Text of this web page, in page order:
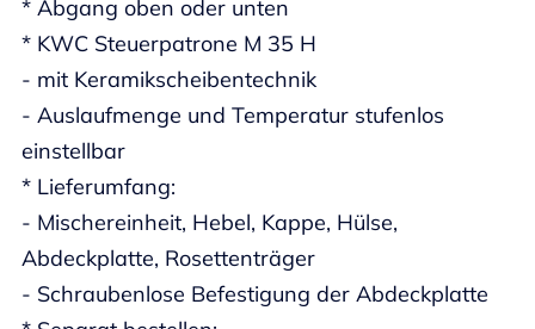
* Abgang oben oder unten
* KWC Steuerpatrone M 35 H
- mit Keramikscheibentechnik
- Auslaufmenge und Temperatur stufenlos
einstellbar
* Lieferumfang:
- Mischereinheit, Hebel, Kappe, Hülse,
Abdeckplatte, Rosettenträger
- Schraubenlose Befestigung der Abdeckplatte